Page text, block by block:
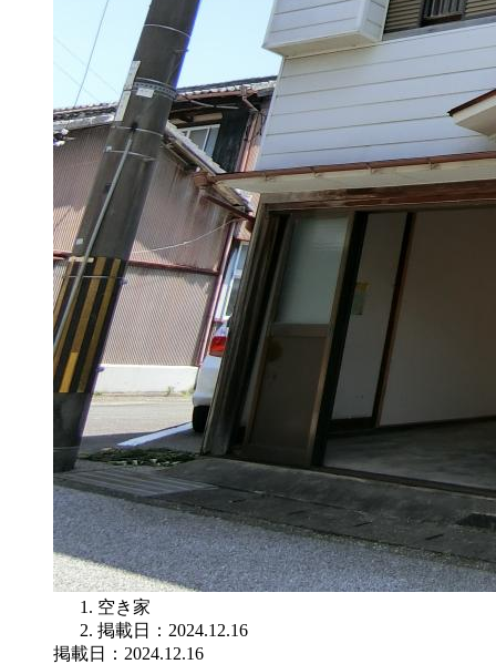
空き家
掲載日：2024.12.16
掲載日：2024.12.16